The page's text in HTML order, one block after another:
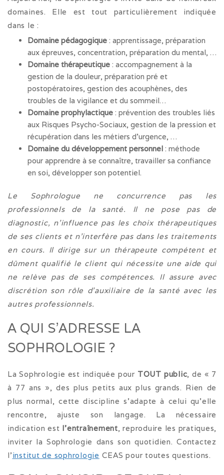
domaines. Elle est tout particulièrement indiquée
dans le :
Domaine pédagogique : apprentissage, préparation
aux épreuves, concentration, préparation du mental, …
Domaine thérapeutique : accompagnement à la
gestion de la douleur, préparation pré et
postopératoires, gestion des acouphènes, des
troubles de la vigilance et du sommeil…
Domaine prophylactique : prévention des troubles liés
aux Risques Psycho-Sociaux, gestion de la pression et
récupération dans les métiers d’urgence, …
Domaine du développement personnel : méthode
pour apprendre à se connaître, travailler sa confiance
en soi, développer son potentiel.
Le Sophrologue ne concurrence pas les
professionnels de la santé. Il ne pose pas de
diagnostic, n’influence pas les choix thérapeutiques
de ses clients et n’interfère pas dans les traitements
en cours. Il dirige sur un thérapeute compétent et
dûment qualifié le client qui nécessite une aide qui
ne relève pas de ses compétences. Il assure avec
discrétion son rôle d’auxiliaire de la santé avec les
autres professionnels.
A QUI S’ADRESSE LA
SOPHROLOGIE ?
La Sophrologie est indiquée pour TOUT public, de « 7
à 77 ans », des plus petits aux plus grands. Rien de
plus normal, cette discipline s’adapte à celui qu’elle
rencontre, ajuste son langage. La nécessaire
indication est l’entraînement, reproduire les pratiques,
inviter la Sophrologie dans son quotidien. Contactez
l’institut de sophrologie CEAS pour toutes questions.